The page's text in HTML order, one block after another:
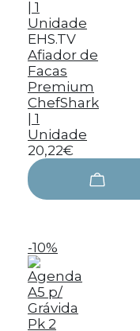
EHS.TV
Afiador de
Facas
Premium
ChefShark
| 1
Unidade
20,22€
-10%